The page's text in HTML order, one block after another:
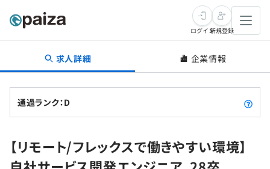
転職・キャリア
転職成功ガイド
インタビュー
新卒就活
求人検索
学習
ログイン新規登録
求人詳細 企業情報
通過ランク：D
【リモート/フレックスで働きやすい環境】